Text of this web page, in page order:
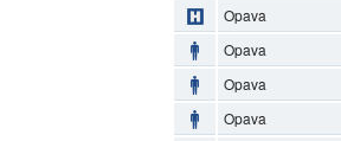
Opava
Opava
Opava
Opava